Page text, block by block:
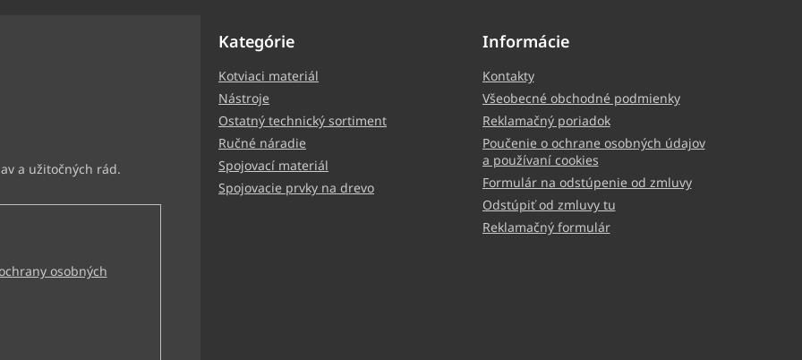
osobných
Kategórie
Kotviaci materiál
Nástroje
Ostatný technický sortiment
Ručné náradie
Spojovací materiál
Spojovacie prvky na drevo
Informácie
Kontakty
Všeobecné obchodné podmienky
Reklamačný poriadok
Poučenie o ochrane osobných údajov
a používaní cookies
Formulár na odstúpenie od zmluvy
Odstúpiť od zmluvy tu
Reklamačný formulár